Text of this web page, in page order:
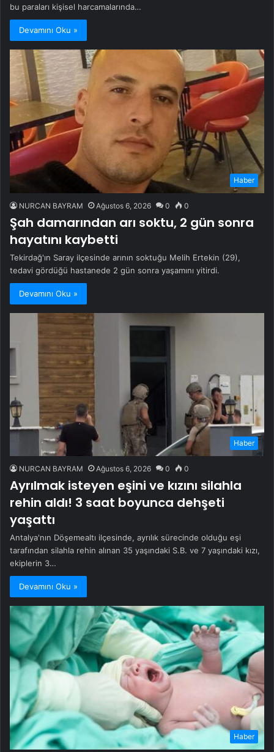
bu paraları kişisel harcamalarında…
Devamını Oku »
Haber
NURCAN BAYRAM Ağustos 6, 2026 0 0
Şah damarından arı soktu, 2 gün sonra
hayatını kaybetti
Tekirdağ'ın Saray ilçesinde arının soktuğu Melih Ertekin (29),
tedavi gördüğü hastanede 2 gün sonra yaşamını yitirdi.
Devamını Oku »
Haber
NURCAN BAYRAM Ağustos 6, 2026 0 0
Ayrılmak isteyen eşini ve kızını silahla
rehin aldı! 3 saat boyunca dehşeti
yaşattı
Antalya'nın Döşemealtı ilçesinde, ayrılık sürecinde olduğu eşi
tarafından silahla rehin alınan 35 yaşındaki S.B. ve 7 yaşındaki kızı,
ekiplerin 3…
Devamını Oku »
Haber